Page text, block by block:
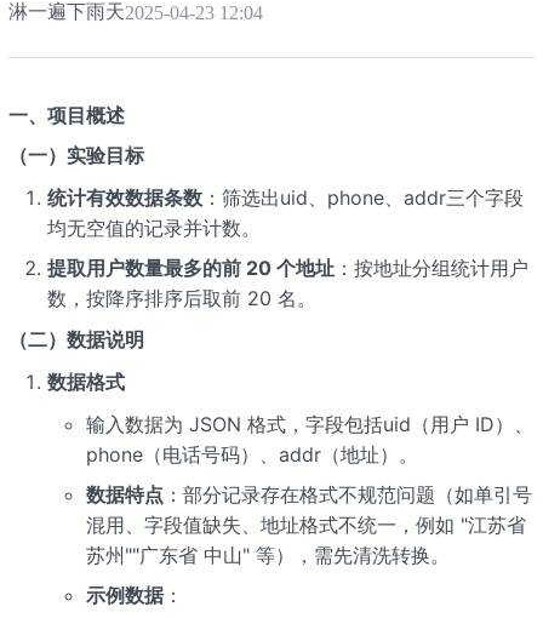
淋一遍下雨天2025-04-23 12:04
一、项目概述
（一）实验目标
统计有效数据条数：筛选出uid、phone、addr三个字段
均无空值的记录并计数。
提取用户数量最多的前 20 个地址：按地址分组统计用户
数，按降序排序后取前 20 名。
（二）数据说明
数据格式
输入数据为 JSON 格式，字段包括uid（用户 ID）、
phone（电话号码）、addr（地址）。
数据特点 ：部分记录存在格式不规范问题（如单引号
混用、字段值缺失、地址格式不统一，例如 "江苏省
苏州""广东省 中山" 等），需先清洗转换。
示例数据：